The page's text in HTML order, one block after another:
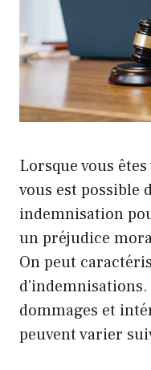
Lorsque vous
vous est possible
indemnisation
un préjudice
On peut
dommages et
peuvent varier